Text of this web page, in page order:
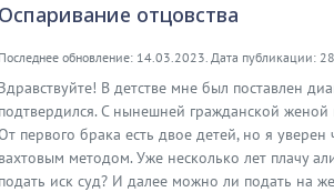
Оспаривание отцовства
Последнее обновление: 14.03.2023. Дата публикации:
В детстве мне был поставлен
подтвердился. С нынешней гражданской
первого брака есть двое детей, но я
вахтовым методом. Уже несколько лет плачу
подать иск суд? И далее можно ли подать на